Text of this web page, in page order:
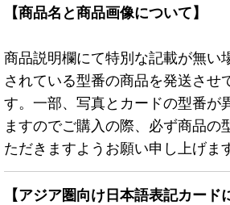
【商品名と商品画像について】
商品説明欄にて特別な記載が無い
されている型番の商品を発送させ
す。一部、写真とカードの型番が
ますのでご購入の際、必ず商品の
ただきますようお願い申し上げま
【アジア圏向け日本語表記カード